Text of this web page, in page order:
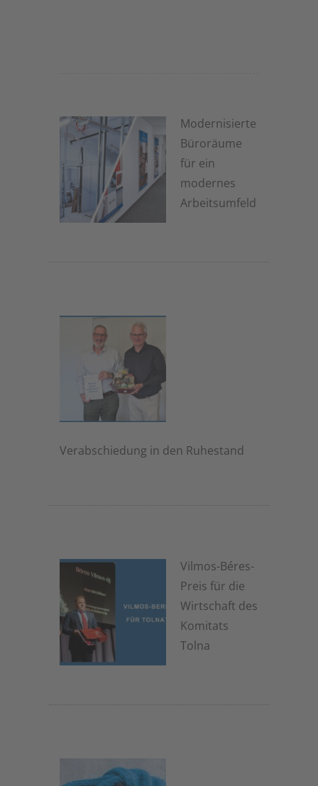
Modernisierte
Büroräume
für ein
modernes
Arbeitsumfeld
Verabschiedung in den Ruhestand
Vilmos-Béres-
Preis für die
Wirtschaft des
Komitats
Tolna